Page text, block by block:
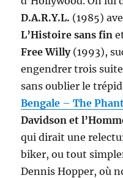
D.A.R.Y.L. (1985)
L’Histoire sans fin
Free Willy(1993),
engendrer trois
sans oublier le
Bengale – The
Davidson et
qui dirait une
biker, ou tout
Dennis Hopper, où